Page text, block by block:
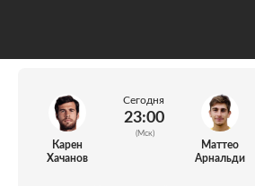
Карен
Хачанов
Сегодня
23:00
(Мск)
Маттео
Арнальди